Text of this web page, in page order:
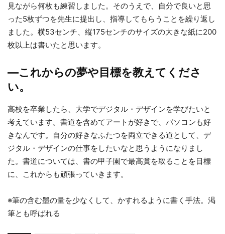
見ながら何枚も練習しました。そのうえで、自分で良いと思
った5枚ずつを先生に提出し、指導してもらうことを繰り返し
ました。横53センチ、縦175センチのサイズの大きな紙に200
枚以上は書いたと思います。
—これからの夢や目標を教えてくださ
い。
高校を卒業したら、大学でデジタル・デザインを学びたいと
考えています。書道を含めてアートが好きで、パソコンも好
きなんです。自分の好きなふたつを両立できる道として、デ
ジタル・デザインの仕事をしたいなと思うようになりまし
た。書道については、書の甲子園で最高賞を取ることを目標
に、これからも頑張っていきます。
※筆の含む墨の量を少なくして、かすれるように書く手法。渇
筆とも呼ばれる